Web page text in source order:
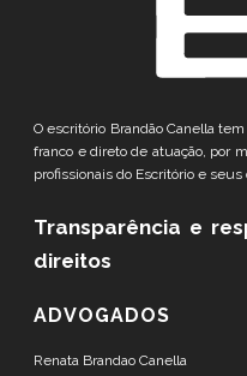
O escritório Brandão Canella
franco e direto de atuação, por
profissionais do Escritório e seus
Transparência e
direitos
ADVOGADOS
Renata Brandao Canella